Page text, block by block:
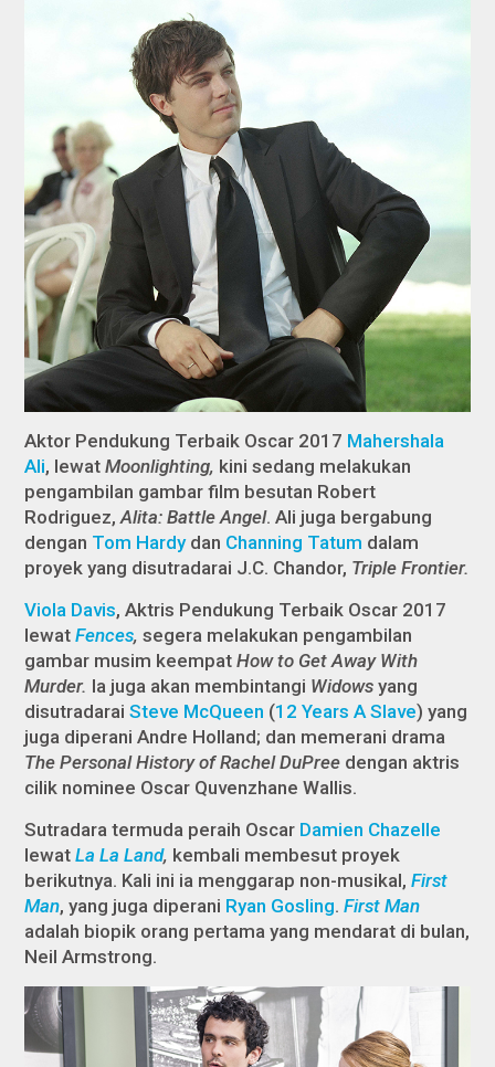
Aktor Pendukung Terbaik Oscar 2017 Mahershala
Ali, lewatMoonlighting, kini sedang melakukan
pengambilan gambar film besutan Robert
Rodriguez,Alita: Battle Angel. Ali juga bergabung
dengan Tom Hardydan Channing Tatum dalam
proyek yang disutradarai J.C. Chandor, Triple Frontier.
Viola Davis, Aktris Pendukung Terbaik Oscar 2017
lewatFences,segera melakukan pengambilan
gambar musim keempatHow to Get Away With
Murder. Ia juga akan membintangi Widowsyang
disutradaraiSteve McQueen (12 Years A Slave) yang
juga diperani Andre Holland; dan memerani drama
The Personal History of Rachel DuPree dengan aktris
cilik nominee Oscar Quvenzhane Wallis.
Sutradara termuda peraih Oscar Damien Chazelle
lewatLa La Land, kembali membesut proyek
berikutnya. Kali ini ia menggarap non-musikal,First
Man, yang juga diperani Ryan Gosling.First Man
adalah biopik orang pertama yang mendarat di bulan,
Neil Armstrong.